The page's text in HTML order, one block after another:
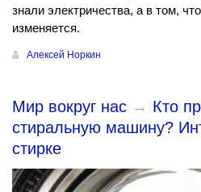
знали электричества, а в том,
изменяется.
Алексей Норкин
Мир вокруг нас → Кто
стиральную машину?
стирке